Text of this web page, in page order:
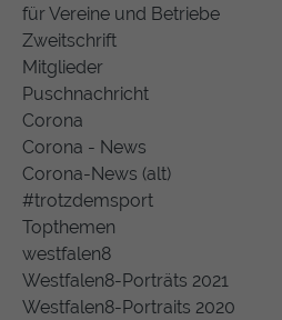
für Vereine und Betriebe
Zweitschrift
Mitglieder
Puschnachricht
Corona
Corona - News
Corona-News (alt)
#trotzdemsport
Topthemen
westfalen8
Westfalen8-Porträts 2021
Westfalen8-Portraits 2020